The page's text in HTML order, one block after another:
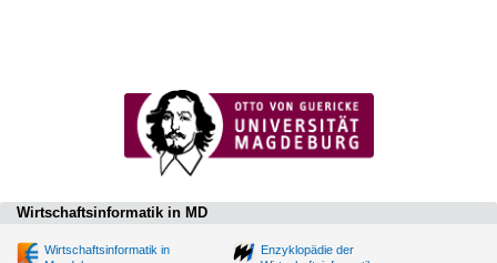
Wirtschaftsinformatik in MD
Wirtschaftsinformatik in
Enzyklopädie der